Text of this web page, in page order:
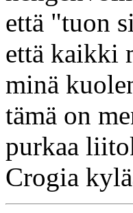
että "tuon
että kaikki
minä
tämä on
purkaa
Crogia